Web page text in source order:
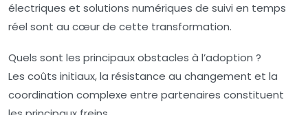
électriques et solutions numériques de suivi en temps
réel sont au cœur de cette transformation.
Quels sont les principaux obstacles à l’adoption ?
Les coûts initiaux, la résistance au changement et la
coordination complexe entre partenaires constituent